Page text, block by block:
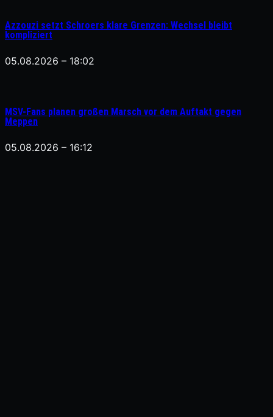
Azzouzi setzt Schroers klare Grenzen: Wechsel bleibt
kompliziert
05.08.2026 – 18:02
MSV-Fans planen großen Marsch vor dem Auftakt gegen
Meppen
05.08.2026 – 16:12